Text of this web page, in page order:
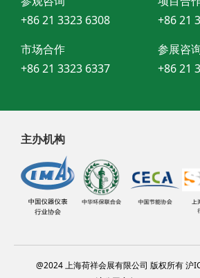
+86 21 3323 6308
+86 21
市场合作
+86 21 3323 6337
参展咨
+86 21
主办机构
@2024 上海荷祥会展有限公司 版权所有 沪